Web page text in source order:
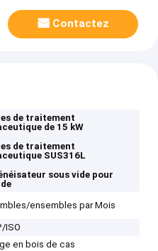
Contactez
de traitement
de 15 kW
de traitement
SUS316L
sous vide pour
ensembles par Mois
ISO
en bois de cas